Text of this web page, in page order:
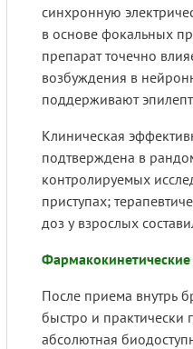
синхронную
в основе фокальных
препарат точечно
возбуждения в
поддерживают
Клиническая
подтверждена в
контролируемых
приступах;
доз у взрослых
Фармакокинетические
После приема внутрь
быстро и практически
абсолютная